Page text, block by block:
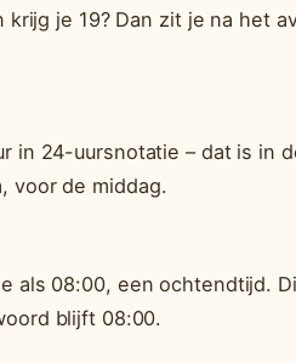
krijg je 19? Dan zit je na het
in 24-uursnotatie – dat is in
voor de middag.
als 08:00, een ochtendtijd.
blijft 08:00.